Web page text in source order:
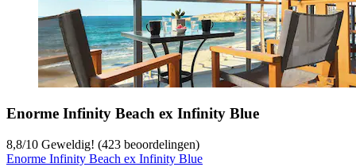
Enorme Infinity Beach ex Infinity Blue
8,8/10 Geweldig! (423 beoordelingen)
Enorme Infinity Beach ex Infinity Blue